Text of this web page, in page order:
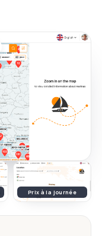
Prix à la journée